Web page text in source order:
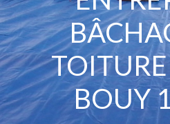
BOUY